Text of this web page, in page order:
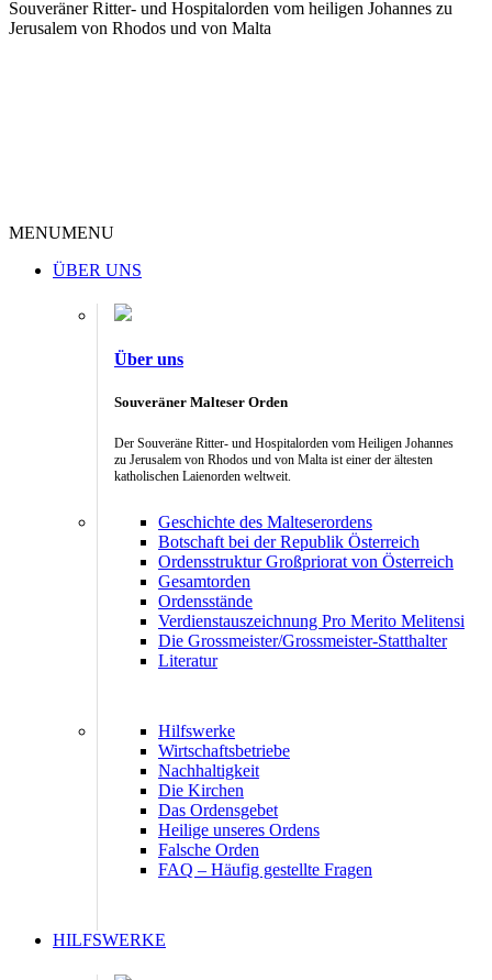
Souveräner Ritter- und Hospitalorden vom heiligen Johannes zu
Jerusalem von Rhodos und von Malta
MENUMENU
ÜBER UNS
Über uns
Souveräner Malteser Orden
Der Souveräne Ritter- und Hospitalorden vom Heiligen Johannes
zu Jerusalem von Rhodos und von Malta ist einer der ältesten
katholischen Laienorden weltweit.
Geschichte des Malteserordens
Botschaft bei der Republik Österreich
Ordensstruktur Großpriorat von Österreich
Gesamtorden
Ordensstände
Verdienstauszeichnung Pro Merito Melitensi
Die Grossmeister/Grossmeister-Statthalter
Literatur
Hilfswerke
Wirtschaftsbetriebe
Nachhaltigkeit
Die Kirchen
Das Ordensgebet
Heilige unseres Ordens
Falsche Orden
FAQ – Häufig gestellte Fragen
HILFSWERKE